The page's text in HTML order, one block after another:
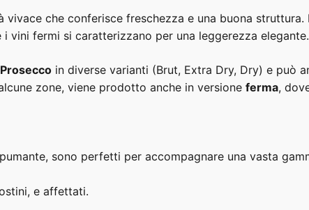
vivace che conferisce freschezza e una buona
vini fermi si caratterizzano per una leggerezza elegante.
Prosecco in diverse varianti (Brut, Extra Dry, Dry) e può
zone, viene prodotto anche in versione ferma,
sono perfetti per accompagnare una vasta
e affettati.